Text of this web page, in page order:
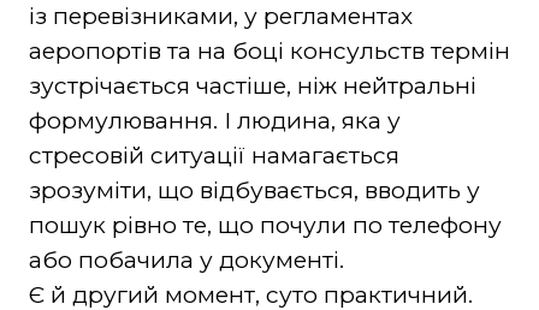
із перевізниками, у регламентах
аеропортів та на боці консульств термін
зустрічається частіше, ніж нейтральні
формулювання. І людина, яка у
стресовій ситуації намагається
зрозуміти, що відбувається, вводить у
пошук рівно те, що почули по телефону
або побачила у документі.
Є й другий момент, суто практичний.